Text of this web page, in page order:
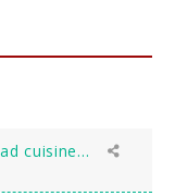
cuisine...